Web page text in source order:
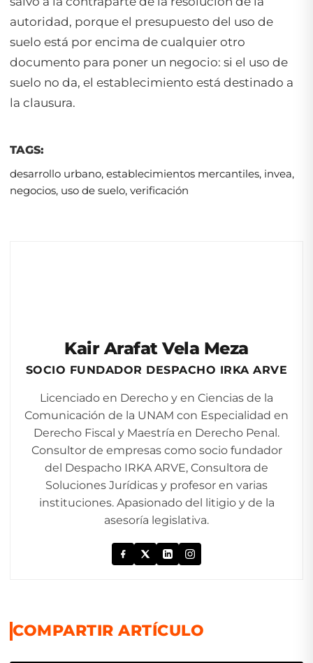
autoridad, porque el presupuesto del uso de
suelo está por encima de cualquier otro
documento para poner un negocio: si el uso de
suelo no da, el establecimiento está destinado a
la clausura.
TAGS:
desarrollo urbano, establecimientos mercantiles, invea,
negocios, uso de suelo, verificación
Kair Arafat Vela Meza
SOCIO FUNDADOR DESPACHO IRKA ARVE
Licenciado en Derecho y en Ciencias de la
Comunicación de la UNAM con Especialidad en
Derecho Fiscal y Maestría en Derecho Penal.
Consultor de empresas como socio fundador
del Despacho IRKA ARVE, Consultora de
Soluciones Jurídicas y profesor en varias
instituciones. Apasionado del litigio y de la
asesoría legislativa.
COMPARTIR ARTÍCULO